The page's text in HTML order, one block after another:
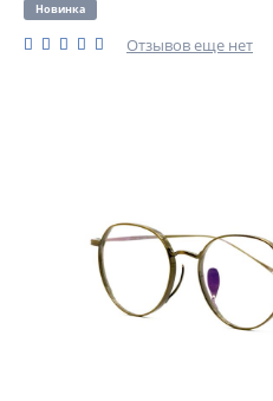
Новинка
Отзывов еще нет